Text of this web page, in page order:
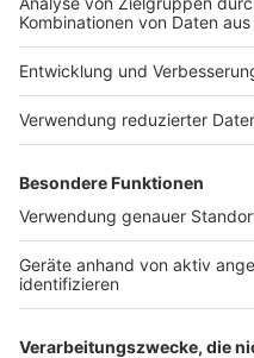
Jobs
Presse
Werben
Archiv
ANTENNE BAYERN GROUP
Stiftung ANTENNE BAYERN
hilft